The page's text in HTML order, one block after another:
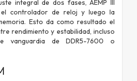
integral de dos fases, AEMP III
controlador de reloj y luego la
Esto da como resultado el
rendimiento y estabilidad, incluso
vanguardia de DDR5-7600 o